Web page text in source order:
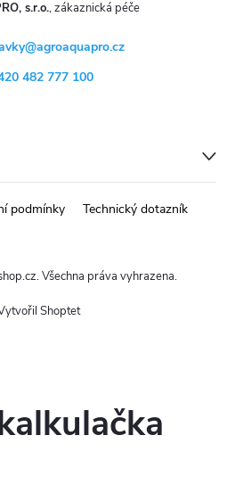
s.r.o.
@agroaquapro.cz
482 777 100
podmínky Technický dotazník
Shoptet
. Všechna práva vyhrazena.